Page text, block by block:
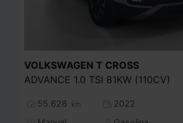
VOLKSWAGEN T CROSS
ADVANCE 1.0 TSI 81KW (110CV)
55.628 km
2022